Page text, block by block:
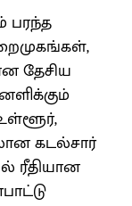
பரந்த
தேசிய
கடல்சார்
ரீதியான